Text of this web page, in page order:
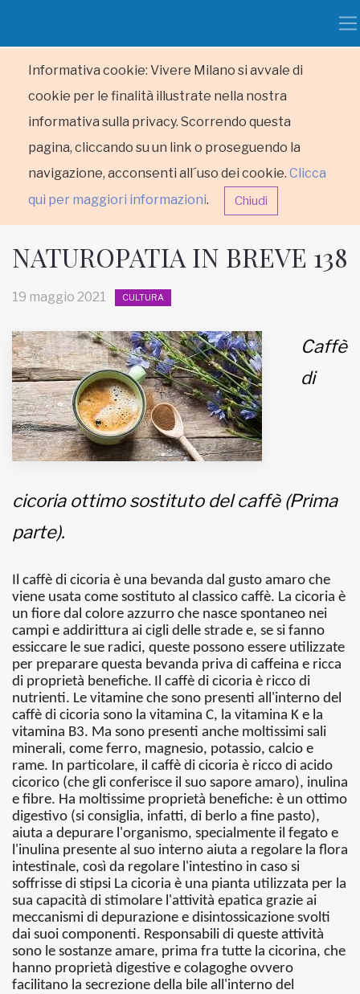
Informativa cookie: Vivere Milano si avvale di
cookie per le finalità illustrate nella nostra
informativa sulla privacy. Scorrendo questa
pagina, cliccando su un link o proseguendo la
navigazione, acconsenti all´uso dei cookie. Clicca
qui per maggiori informazioni. Chiudi
RUBRICHE
MUNICIPI
Inviateci le vostre segnalazioni
www.viveremilano.info
Bernardis
EDB edizioni - Via Brivio angolo C.
Imbonati, 89 20159 Milano (Italia)
Informativa sulla privacy
NATUROPATIA IN BREVE 138
19 maggio 2021 CULTURA
Caffè
di
cicoria ottimo sostituto del caffè (Prima
parte).
Il caffè di cicoria è una bevanda dal gusto amaro che
viene usata come sostituto al classico caffè. La cicoria è
un fiore dal colore azzurro che nasce spontaneo nei
campi e addirittura ai cigli delle strade e, se si fanno
essiccare le sue radici, queste possono essere utilizzate
per preparare questa bevanda priva di caffeina e ricca
di proprietà benefiche. Il caffè di cicoria è ricco di
nutrienti. Le vitamine che sono presenti all'interno del
caffè di cicoria sono la vitamina C, la vitamina K e la
vitamina B3. Ma sono presenti anche moltissimi sali
minerali, come ferro, magnesio, potassio, calcio e
rame. In particolare, il caffè di cicoria è ricco di acido
cicorico (che gli conferisce il suo sapore amaro), inulina
e fibre. Ha moltissime proprietà benefiche: è un ottimo
digestivo (si consiglia, infatti, di berlo a fine pasto),
aiuta a depurare l'organismo, specialmente il fegato e
l'inulina presente al suo interno aiuta a regolare la flora
intestinale, così da regolare l'intestino in caso si
soffrisse di stipsi La cicoria è una pianta utilizzata per la
sua capacità di stimolare l'attività epatica grazie ai
meccanismi di depurazione e disintossicazione svolti
dai suoi componenti. Responsabili di queste attività
sono le sostanze amare, prima fra tutte la cicorina, che
hanno proprietà digestive e colagoghe ovvero
facilitano la secrezione della bile all'interno del